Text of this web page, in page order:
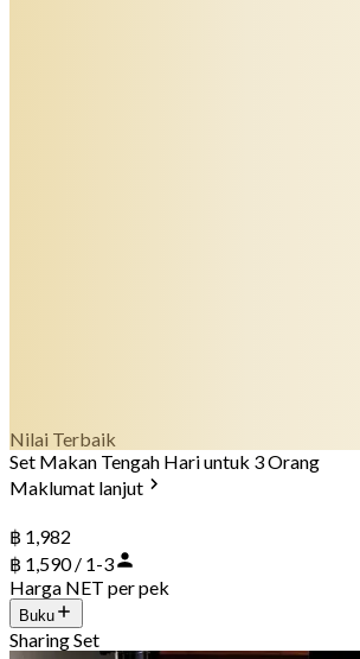
Nilai Terbaik
Set Makan Tengah Hari untuk 3 Orang
Maklumat lanjut
฿ 1,982
฿ 1,590 / 1-3
Harga NET per pek
Buku
Sharing Set